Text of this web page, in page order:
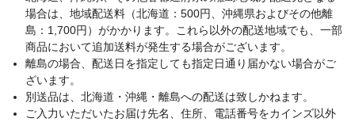
場合は、地域配送料（北海道：500円、沖縄県およびその他離
島：1,700円）がかかります。これら以外の配送地域でも、一部
商品において追加送料が発生する場合がございます。
離島の場合、配送日を指定しても指定日通り届かない場合がご
ざいます。
別送品は、北海道・沖縄・離島への配送は致しかねます。
ご入力いただいたお届け先名、住所、電話番号をカインズ以外